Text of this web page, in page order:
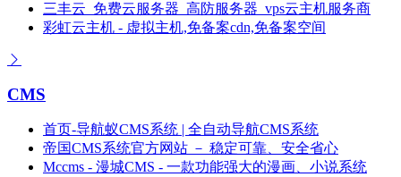
三丰云_免费云服务器_高防服务器_vps云主机服务商
彩虹云主机 - 虚拟主机,免备案cdn,免备案空间
CMS
首页-导航蚁CMS系统 | 全自动导航CMS系统
帝国CMS系统官方网站 － 稳定可靠、安全省心
Mccms - 漫城CMS - 一款功能强大的漫画、小说系统